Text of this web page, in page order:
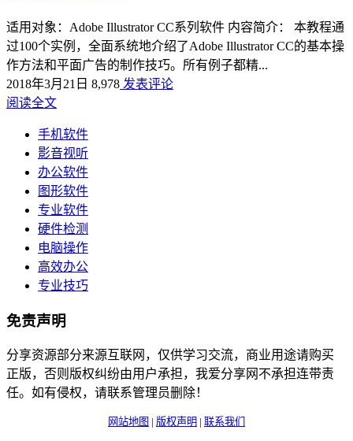
适用对象：Adobe Illustrator CC系列软件 内容简介： 本教程通
过100个实例，全面系统地介绍了Adobe Illustrator CC的基本操
作方法和平面广告的制作技巧。所有例子都精...
2018年3月21日 8,978 发表评论
阅读全文
手机软件
影音视听
办公软件
图形软件
专业软件
硬件检测
电脑操作
高效办公
专业技巧
免责声明
分享资源部分来源互联网，仅供学习交流，商业用途请购买
正版，否则版权纠纷由用户承担，我爱分享网不承担连带责
任。如有侵权，请联系管理员删除！
网站地图 | 版权声明 | 联系我们